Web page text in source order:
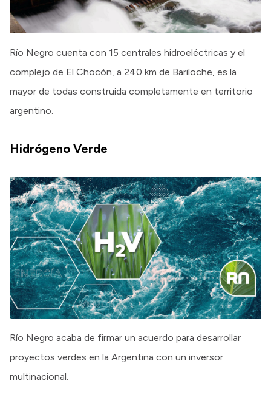
Río Negro cuenta con 15 centrales hidroeléctricas y el
complejo de El Chocón, a 240 km de Bariloche, es la
mayor de todas construida completamente en territorio
argentino.
Hidrógeno Verde
Río Negro acaba de firmar un acuerdo para desarrollar
proyectos verdes en la Argentina con un inversor
multinacional.